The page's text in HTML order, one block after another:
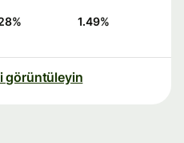
% 1.49%
görüntüleyin